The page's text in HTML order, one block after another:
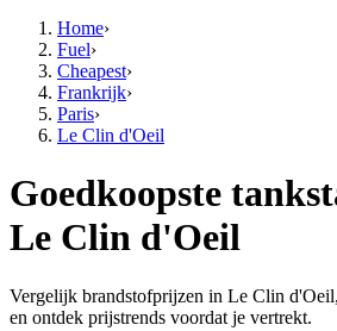
Home›
Fuel›
Cheapest›
Frankrijk›
Paris›
Le Clin d'Oeil
Goedkoopste
Le Clin d'Oeil
Vergelijk brandstofprijzen in Le Clin
en ontdek prijstrends voordat je vertrekt.